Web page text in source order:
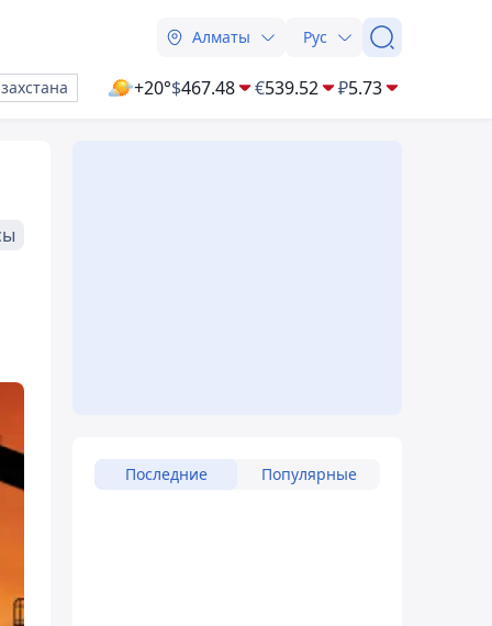
Алматы Рус
+20°$467.48 €539.52 ₽5.73
Последние Популярные